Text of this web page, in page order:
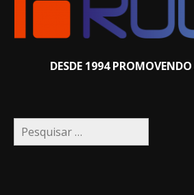
DESDE 1994
Pesquisar
por: